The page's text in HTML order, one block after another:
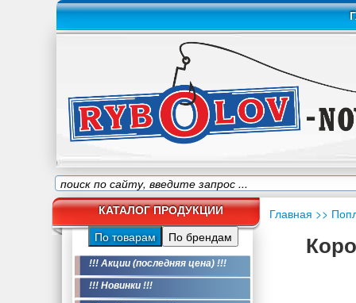
КАТАЛОГ ПРОДУКЦИИ
По товарам По брендам
!!! Акции (последняя цена) !!!
!!! Новинки !!!
Главная >>